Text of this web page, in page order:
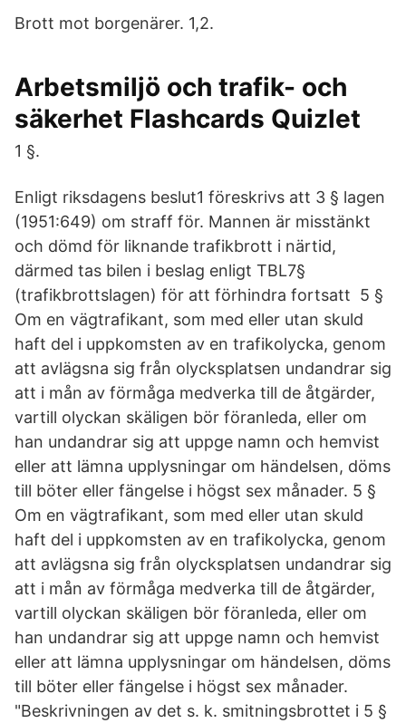
Brott mot borgenärer. 1,2.
Arbetsmiljö och trafik- och
säkerhet Flashcards Quizlet
1 §.
Enligt riksdagens beslut1 föreskrivs att 3 § lagen
(1951:649) om straff för. Mannen är misstänkt
och dömd för liknande trafikbrott i närtid,
därmed tas bilen i beslag enligt TBL7§
(trafikbrottslagen) för att förhindra fortsatt 5 §
Om en vägtrafikant, som med eller utan skuld
haft del i uppkomsten av en trafikolycka, genom
att avlägsna sig från olycksplatsen undandrar sig
att i mån av förmåga medverka till de åtgärder,
vartill olyckan skäligen bör föranleda, eller om
han undandrar sig att uppge namn och hemvist
eller att lämna upplysningar om händelsen, döms
till böter eller fängelse i högst sex månader. 5 §
Om en vägtrafikant, som med eller utan skuld
haft del i uppkomsten av en trafikolycka, genom
att avlägsna sig från olycksplatsen undandrar sig
att i mån av förmåga medverka till de åtgärder,
vartill olyckan skäligen bör föranleda, eller om
han undandrar sig att uppge namn och hemvist
eller att lämna upplysningar om händelsen, döms
till böter eller fängelse i högst sex månader.
"Beskrivningen av det s. k. smitningsbrottet i 5 §